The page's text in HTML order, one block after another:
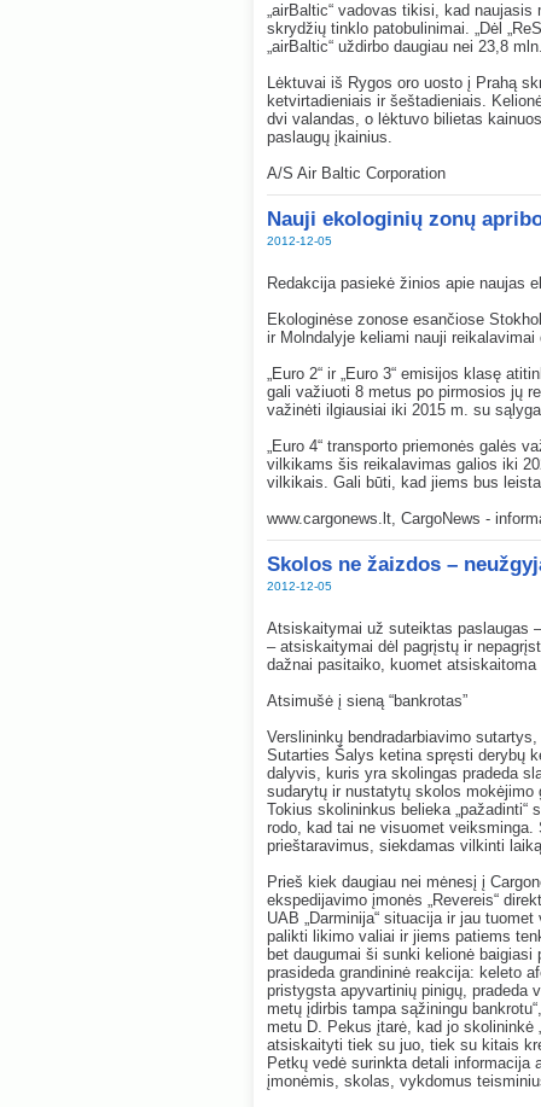
„airBaltic“ vadovas tikisi, kad
skrydžių tinklo patobulinimai. „Dėl
„airBaltic“ uždirbo daugiau nei 23,8
Lėktuvai iš Rygos oro uosto į Prahą
ketvirtadieniais ir šeštadieniais.
dvi valandas, o lėktuvo bilietas
paslaugų įkainius.
A/S Air Baltic Corporation
Nauji ekologinių zonų
2012-12-05
Redakcija pasiekė žinios apie naujas
Ekologinėse zonose esančiose
ir Molndalyje keliami nauji
„Euro 2“ ir „Euro 3“ emisijos klasę
gali važiuoti 8 metus po pirmosios jų
važinėti ilgiausiai iki 2015 m. su
„Euro 4“ transporto priemonės galės
vilkikams šis reikalavimas galios iki
vilkikais. Gali būti, kad jiems bus
www.cargonews.lt, CargoNews -
Skolos ne žaizdos –
2012-12-05
Atsiskaitymai už suteiktas paslaugas
– atsiskaitymai dėl pagrįstų ir
dažnai pasitaiko, kuomet
Atsimušė į sieną “bankrotas”
Verslininkų bendradarbiavimo
Sutarties Šalys ketina spręsti derybų
dalyvis, kuris yra skolingas pradeda
sudarytų ir nustatytų skolos
Tokius skolininkus belieka
rodo, kad tai ne visuomet
prieštaravimus, siekdamas vilkinti
Prieš kiek daugiau nei mėnesį į
ekspedijavimo įmonės „Revereis“
UAB „Darminija“ situacija ir jau
palikti likimo valiai ir jiems patiems
bet daugumai ši sunki kelionė baigiasi
prasideda grandininė reakcija: keleto
pristygsta apyvartinių pinigų, pradeda
metų įdirbis tampa sąžiningu
metu D. Pekus įtarė, kad jo skolininkė
atsiskaityti tiek su juo, tiek su kitais
Petkų vedė surinkta detali
įmonėmis, skolas, vykdomus